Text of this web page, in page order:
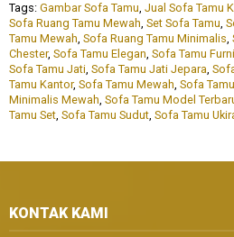
Tags: Gambar Sofa Tamu, Jual Sofa Tamu
Sofa Ruang Tamu Mewah, Set Sofa Tamu,
Tamu Mewah, Sofa Ruang Tamu Minimalis,
Chester, Sofa Tamu Elegan, Sofa Tamu
Sofa Tamu Jati, Sofa Tamu Jati Jepara,
Tamu Kantor, Sofa Tamu Mewah, Sofa
Minimalis Mewah, Sofa Tamu Model
Tamu Set, Sofa Tamu Sudut, Sofa Tamu
KONTAK KAMI